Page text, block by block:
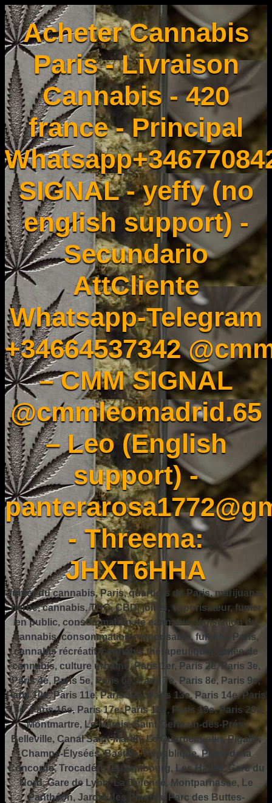
Acheter Cannabis
Paris - Livraison
Cannabis - 420
france - Principal
SIGNAL - yeffy (no
english support) -
Secundario
AttCliente
Whatsapp-Telegram
+34664537342
– CMM SIGNAL
@cmmleomadrid.65
– Leo (English
support) -
- Threema:
JHXT6HHA
fumer du cannabis, Paris, quartiers de Paris, marijuana,
herbe, cannabis, THC, CBD, joints, vaporisateur, fumer
en public, consommation de cannabis, législation du
cannabis, consommation responsable, fumer à Paris,
cannabis récréatif, cannabis thérapeutique, fumée de
cannabis, culture urbaine, Paris 1er, Paris 2e, Paris 3e,
Paris 4e, Paris 5e, Paris 6e, Paris 7e, Paris 8e, Paris 9e,
Paris 10e, Paris 11e, Paris 12e, Paris 13e, Paris 14e, Paris
15e, Paris 16e, Paris 17e, Paris 18e, Paris 19e, Paris 20e,
Montmartre, Le Marais, Saint-Germain-des-Prés,
Belleville, Canal Saint-Martin, Le Quartier Latin, Pigalle,
Champs-Élysées, Bastille, République, Place de la
Concorde, Trocadéro, Luxembourg, Les Halles, Gare du
Nord, Gare de Lyon, La Défense, Montparnasse, Le
Panthéon, Jardin des Plantes, Parc des Buttes-